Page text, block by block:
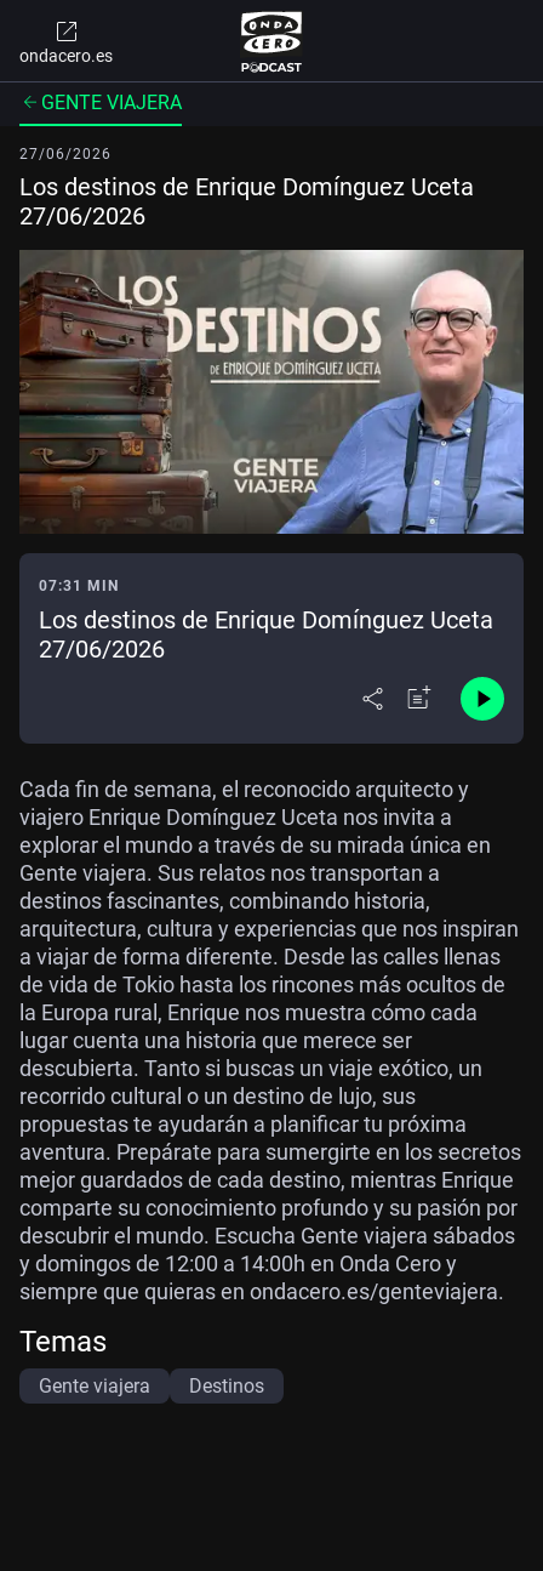
ondacero.es
GENTE VIAJERA
27/06/2026
Los destinos de Enrique Domínguez Uceta
27/06/2026
07:31 MIN
Los destinos de Enrique Domínguez Uceta
27/06/2026
Cada fin de semana, el reconocido arquitecto y
viajero Enrique Domínguez Uceta nos invita a
explorar el mundo a través de su mirada única en
Gente viajera. Sus relatos nos transportan a
destinos fascinantes, combinando historia,
arquitectura, cultura y experiencias que nos inspiran
a viajar de forma diferente. Desde las calles llenas
de vida de Tokio hasta los rincones más ocultos de
la Europa rural, Enrique nos muestra cómo cada
lugar cuenta una historia que merece ser
descubierta. Tanto si buscas un viaje exótico, un
recorrido cultural o un destino de lujo, sus
propuestas te ayudarán a planificar tu próxima
aventura. Prepárate para sumergirte en los secretos
mejor guardados de cada destino, mientras Enrique
comparte su conocimiento profundo y su pasión por
descubrir el mundo. Escucha Gente viajera sábados
y domingos de 12:00 a 14:00h en Onda Cero y
siempre que quieras en ondacero.es/genteviajera.
Temas
Gente viajera Destinos